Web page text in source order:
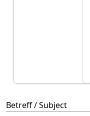
Betreff / Subject